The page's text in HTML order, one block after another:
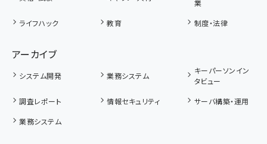
業
ライフハック
教育 制度・法律
アーカイブ
システム開発 業務システム
キーパーソンイン
タビュー
調査レポート
情報セキュリティ
サーバ構築・運用
業務システム